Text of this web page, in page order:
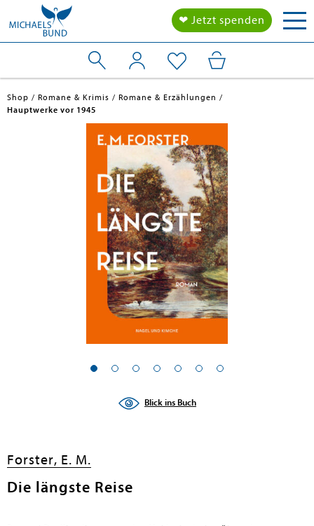
❤ Jetzt spenden
Shop Romane & Krimis
Romane & Erzählungen
Hauptwerke vor 1945
Blick ins Buch
Forster, E. M.
Die längste Reise